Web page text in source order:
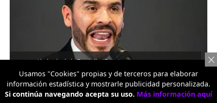
Abelardo de la Espriella (Getty)
Escucha el artículo
Usamos "Cookies" propias y de terceros para elaborar
información estadística y mostrarle publicidad personalizada.
Si continúa navegando acepta su uso. Más información aquí